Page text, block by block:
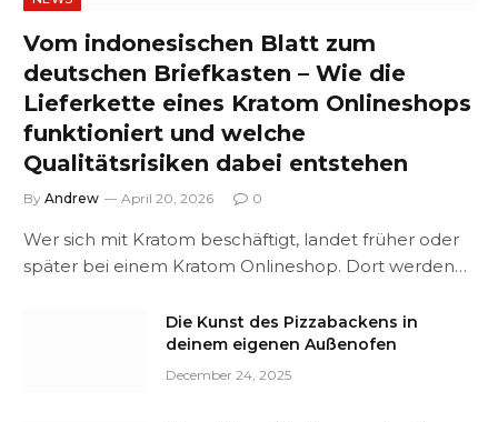
Vom indonesischen Blatt zum
deutschen Briefkasten – Wie die
Lieferkette eines Kratom Onlineshops
funktioniert und welche
Qualitätsrisiken dabei entstehen
By Andrew April 20, 2026 0
Wer sich mit Kratom beschäftigt, landet früher oder
später bei einem Kratom Onlineshop. Dort werden…
Die Kunst des Pizzabackens in
deinem eigenen Außenofen
December 24, 2025